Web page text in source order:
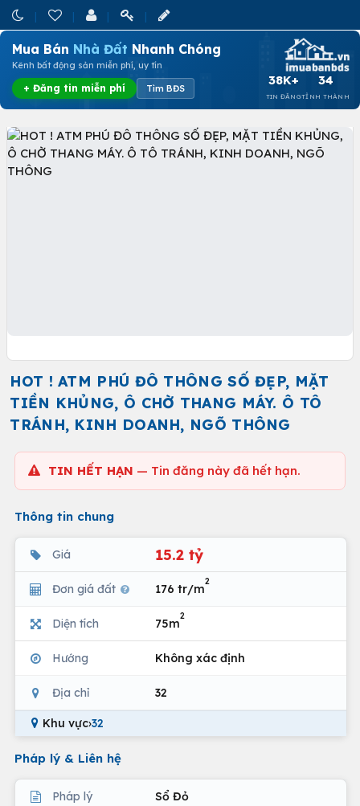
Mua Bán Nhà Đất Nhanh Chóng
Kênh bất động sản miễn phí, uy tín
+ Đăng tin miễn phí Tìm BĐS
38K+
TIN ĐĂNG
34
TỈNH THÀNH
HOT ! ATM PHÚ ĐÔ THÔNG SỐ ĐẸP, MẶT
TIỀN KHỦNG, Ô CHỜ THANG MÁY. Ô TÔ
TRÁNH, KINH DOANH, NGÕ THÔNG
TIN HẾT HẠN — Tin đăng này đã hết hạn.
Thông tin chung
Giá 15.2 tỷ
Đơn giá đất 176 tr/m
2
Diện tích 75m
2
Hướng Không xác định
Địa chỉ 32
Khu vực›32
Pháp lý & Liên hệ
Pháp lý Sổ Đỏ